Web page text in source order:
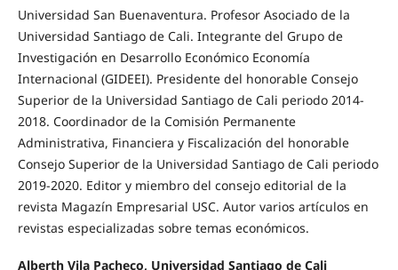
Universidad San Buenaventura. Profesor Asociado de la
Universidad Santiago de Cali. Integrante del Grupo de
Investigación en Desarrollo Económico Economía
Internacional (GIDEEI). Presidente del honorable Consejo
Superior de la Universidad Santiago de Cali periodo 2014-
2018. Coordinador de la Comisión Permanente
Administrativa, Financiera y Fiscalización del honorable
Consejo Superior de la Universidad Santiago de Cali periodo
2019-2020. Editor y miembro del consejo editorial de la
revista Magazín Empresarial USC. Autor varios artículos en
revistas especializadas sobre temas económicos.
Alberth Vila Pacheco, Universidad Santiago de Cali